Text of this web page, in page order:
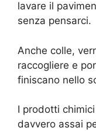
lavare il
senza pensarci.
Anche colle,
raccogliere e
finiscano nello
I prodotti
davvero assai